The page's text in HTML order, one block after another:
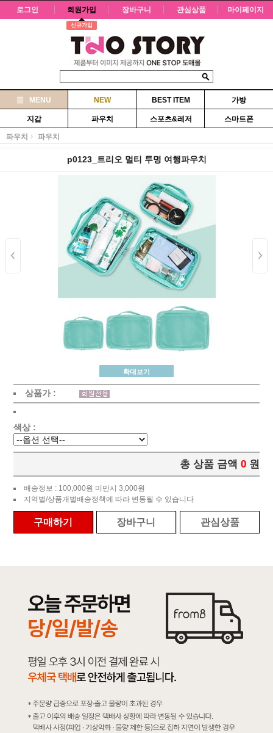
로그인 회원가입
신규가입
장바구니 관심상품 마이페이지
MENU NEW BEST ITEM 가방
지갑 파우치 스포츠&레저 스마트폰
파우치 파우치
p0123_트리오 멀티 투명 여행파우치
확대보기
상품가 :
색상 :
총 상품 금액 0 원
배송정보 : 100,000원 미만시 3,000원
지역별/상품개별배송정책에 따라 변동될 수 있습니다
구매하기 장바구니 관심상품